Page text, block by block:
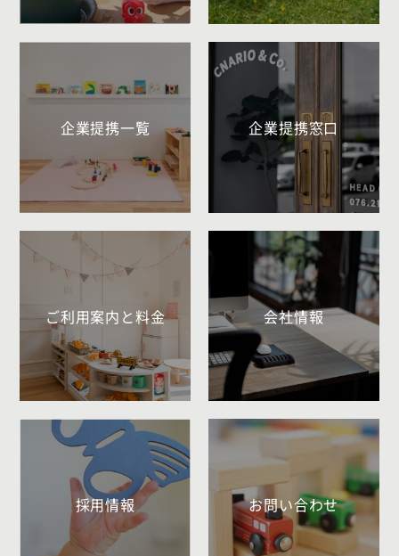
企業提携一覧 企業提携窓口
ご利用案内と料金 会社情報
採用情報 お問い合わせ